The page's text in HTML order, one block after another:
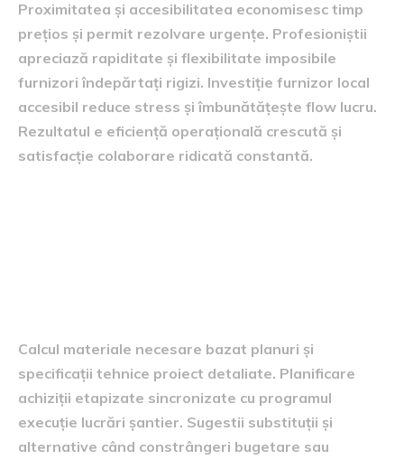
Proximitatea și accesibilitatea economisesc timp
prețios și permit rezolvare urgențe. Profesioniștii
apreciază rapiditate și flexibilitate imposibile
furnizori îndepărtați rigizi. Investiție furnizor local
accesibil reduce stress și îmbunătățește flow lucru.
Rezultatul e eficiență operațională crescută și
satisfacție colaborare ridicată constantă.
Calcul materiale necesare bazat planuri și
specificații tehnice proiect detaliate. Planificare
achiziții etapizate sincronizate cu programul
execuție lucrări șantier. Sugestii substituții și
alternative când constrângeri bugetare sau